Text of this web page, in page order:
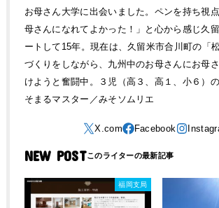
お母さん大学に出会いました。ペンを持ち視
母さんになれてよかった！」と心から感じ久
ートして15年。現在は、久留米市合川町の「
づくりをしながら、九州中のお母さんにお母
けようと奮闘中。３児（高３、高１、小６）
そまるマスター／みそソムリエ
NEW POST
福岡支局